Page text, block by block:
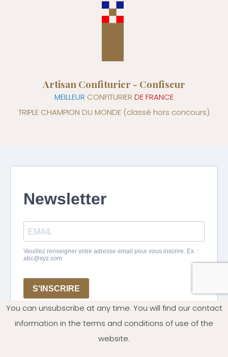
Artisan Confiturier - Confiseur
MEILLEUR CONFITURIER DE FRANCE
TRIPLE CHAMPION DU MONDE (classé hors concours)
You can unsubscribe at any time. You will find our contact
information in the terms and conditions of use of the
website.